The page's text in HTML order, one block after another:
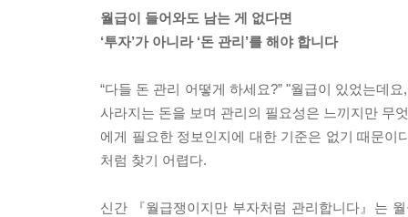
월급이 들어와도 남는 게 없다면
‘투자’가 아니라 ‘돈 관리’를 해야 합니다
“다들 돈 관리 어떻게 하세요?” "월급이 있었는데
사라지는 돈을 보며 관리의 필요성은 느끼지만 무
에게 필요한 정보인지에 대한 기준은 없기 때문
처럼 찾기 어렵다.
신간 『월급쟁이지만 부자처럼 관리합니다』는